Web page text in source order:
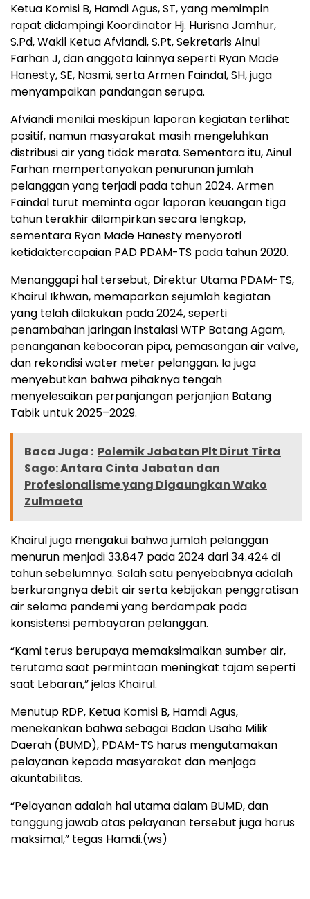
Ketua Komisi B, Hamdi Agus, ST, yang memimpin
rapat didampingi Koordinator Hj. Hurisna Jamhur,
S.Pd, Wakil Ketua Afviandi, S.Pt, Sekretaris Ainul
Farhan J, dan anggota lainnya seperti Ryan Made
Hanesty, SE, Nasmi, serta Armen Faindal, SH, juga
menyampaikan pandangan serupa.
Afviandi menilai meskipun laporan kegiatan terlihat
positif, namun masyarakat masih mengeluhkan
distribusi air yang tidak merata. Sementara itu, Ainul
Farhan mempertanyakan penurunan jumlah
pelanggan yang terjadi pada tahun 2024. Armen
Faindal turut meminta agar laporan keuangan tiga
tahun terakhir dilampirkan secara lengkap,
sementara Ryan Made Hanesty menyoroti
ketidaktercapaian PAD PDAM-TS pada tahun 2020.
Menanggapi hal tersebut, Direktur Utama PDAM-TS,
Khairul Ikhwan, memaparkan sejumlah kegiatan
yang telah dilakukan pada 2024, seperti
penambahan jaringan instalasi WTP Batang Agam,
penanganan kebocoran pipa, pemasangan air valve,
dan rekondisi water meter pelanggan. Ia juga
menyebutkan bahwa pihaknya tengah
menyelesaikan perpanjangan perjanjian Batang
Tabik untuk 2025–2029.
Baca Juga : Polemik Jabatan Plt Dirut Tirta
Sago: Antara Cinta Jabatan dan
Profesionalisme yang Digaungkan Wako
Zulmaeta
Khairul juga mengakui bahwa jumlah pelanggan
menurun menjadi 33.847 pada 2024 dari 34.424 di
tahun sebelumnya. Salah satu penyebabnya adalah
berkurangnya debit air serta kebijakan penggratisan
air selama pandemi yang berdampak pada
konsistensi pembayaran pelanggan.
“Kami terus berupaya memaksimalkan sumber air,
terutama saat permintaan meningkat tajam seperti
saat Lebaran,” jelas Khairul.
Menutup RDP, Ketua Komisi B, Hamdi Agus,
menekankan bahwa sebagai Badan Usaha Milik
Daerah (BUMD), PDAM-TS harus mengutamakan
pelayanan kepada masyarakat dan menjaga
akuntabilitas.
“Pelayanan adalah hal utama dalam BUMD, dan
tanggung jawab atas pelayanan tersebut juga harus
maksimal,” tegas Hamdi.(ws)